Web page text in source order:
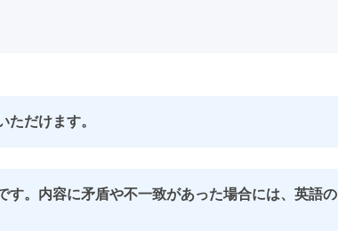
だけます。
す。内容に矛盾や不一致があった場合には、英語の